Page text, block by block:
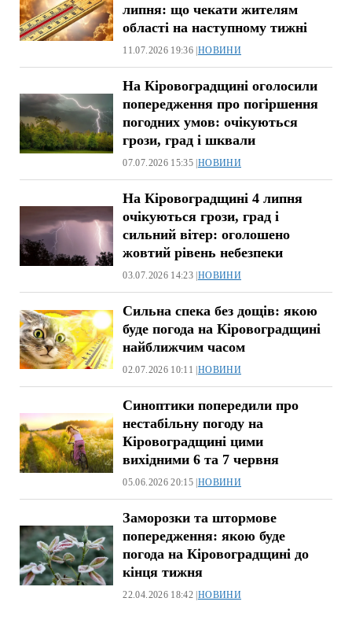
липня: що чекати жителям
області на наступному тижні
11.07.2026 19:36 | НОВИНИ
На Кіровоградщині оголосили
попередження про погіршення
погодних умов: очікуються
грози, град і шквали
07.07.2026 15:35 | НОВИНИ
На Кіровоградщині 4 липня
очікуються грози, град і
сильний вітер: оголошено
жовтий рівень небезпеки
03.07.2026 14:23 | НОВИНИ
Сильна спека без дощів: якою
буде погода на Кіровоградщині
найближчим часом
02.07.2026 10:11 | НОВИНИ
Синоптики попередили про
нестабільну погоду на
Кіровоградщині цими
вихідними 6 та 7 червня
05.06.2026 20:15 | НОВИНИ
Заморозки та штормове
попередження: якою буде
погода на Кіровоградщині до
кінця тижня
22.04.2026 18:42 | НОВИНИ